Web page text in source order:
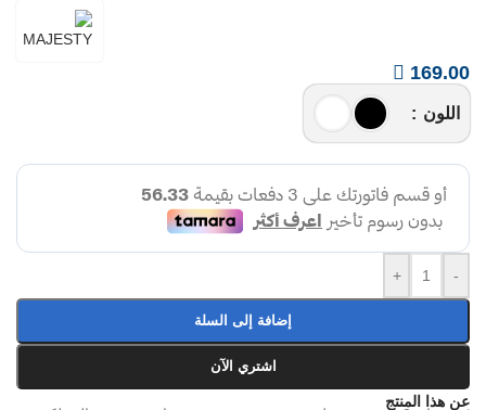
169.00
اللون
-
+
إضافة إلى السلة
اشتري الآن
عن هذا المنتج